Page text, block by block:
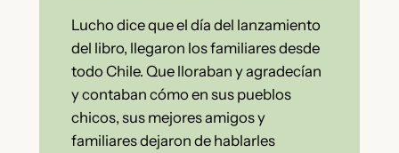
Lucho dice que el día del lanzamiento
del libro, llegaron los familiares desde
todo Chile. Que lloraban y agradecían
y contaban cómo en sus pueblos
chicos, sus mejores amigos y
familiares dejaron de hablarles